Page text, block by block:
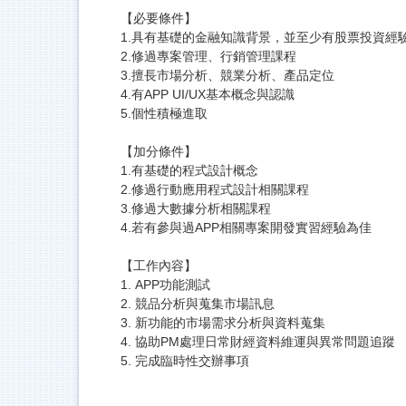
【必要條件】
1.具有基礎的金融知識背景，並至少有股票投資經
2.修過專案管理、行銷管理課程
3.擅長市場分析、競業分析、產品定位
4.有APP UI/UX基本概念與認識
5.個性積極進取
【加分條件】
1.有基礎的程式設計概念
2.修過行動應用程式設計相關課程
3.修過大數據分析相關課程
4.若有參與過APP相關專案開發實習經驗為佳
【工作內容】
1. APP功能測試
2. 競品分析與蒐集市場訊息
3. 新功能的市場需求分析與資料蒐集
4. 協助PM處理日常財經資料維運與異常問題追蹤
5. 完成臨時性交辦事項